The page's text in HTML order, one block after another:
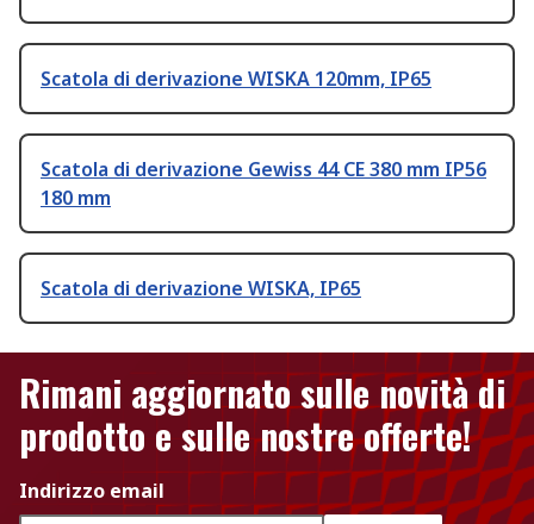
Scatola di derivazione WISKA 120mm, IP65
Scatola di derivazione Gewiss 44 CE 380 mm IP56
180 mm
Scatola di derivazione WISKA, IP65
Rimani aggiornato sulle novità di
prodotto e sulle nostre offerte!
Indirizzo email